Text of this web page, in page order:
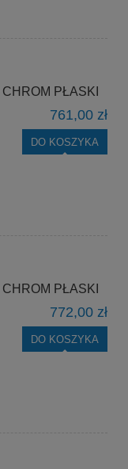
PŁASKI
761,00 zł
DO KOSZYKA
PŁASKI
772,00 zł
DO KOSZYKA